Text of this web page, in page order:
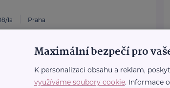
1a Praha
Maximální bezpečí pro
K personalizaci obsahu a reklam,
využíváme soubory cookie. Informace